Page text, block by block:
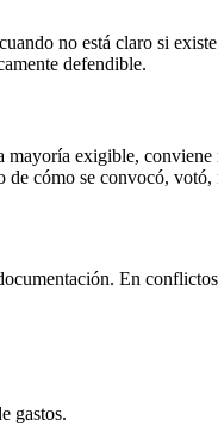
cuando no está claro si
defendible.
mayoría exigible, conviene
de cómo se convocó,
En
gastos.